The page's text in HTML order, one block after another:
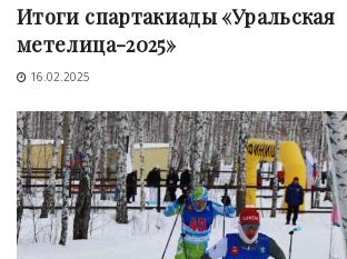
Итоги спартакиады «Уральская
метелица-2025»
16.02.2025